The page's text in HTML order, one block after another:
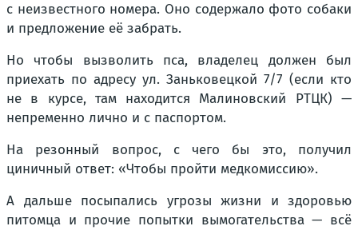
с неизвестного номера. Оно содержало фото собаки
и предложение её забрать.
Но чтобы вызволить пса, владелец должен был
приехать по адресу ул. Заньковецкой 7/7 (если кто
не в курсе, там находится Малиновский РТЦК) —
непременно лично и с паспортом.
На резонный вопрос, с чего бы это, получил
циничный ответ: «Чтобы пройти медкомиссию».
А дальше посыпались угрозы жизни и здоровью
питомца и прочие попытки вымогательства — всё